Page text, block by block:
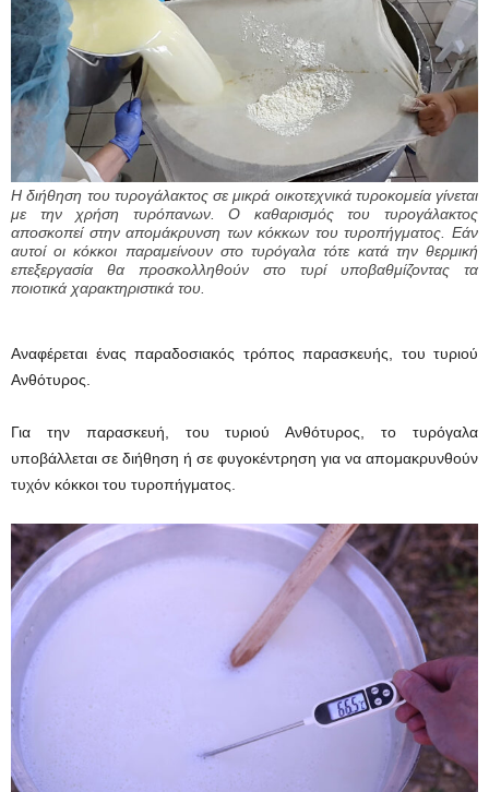
Η διήθηση του τυρογάλακτος σε μικρά οικοτεχνικά τυροκομεία γίνεται
με την χρήση τυρόπανων. Ο καθαρισμός του τυρογάλακτος
αποσκοπεί στην απομάκρυνση των κόκκων του τυροπήγματος. Εάν
αυτοί οι κόκκοι παραμείνουν στο τυρόγαλα τότε κατά την θερμική
επεξεργασία θα προσκολληθούν στο τυρί υποβαθμίζοντας τα
ποιοτικά χαρακτηριστικά του.
Αναφέρεται ένας παραδοσιακός τρόπος παρασκευής, του τυριού
Ανθότυρος.
Για την παρασκευή, του τυριού Ανθότυρος, το τυρόγαλα
υποβάλλεται σε διήθηση ή σε φυγοκέντρηση για να απομακρυνθούν
τυχόν κόκκοι του τυροπήγματος.